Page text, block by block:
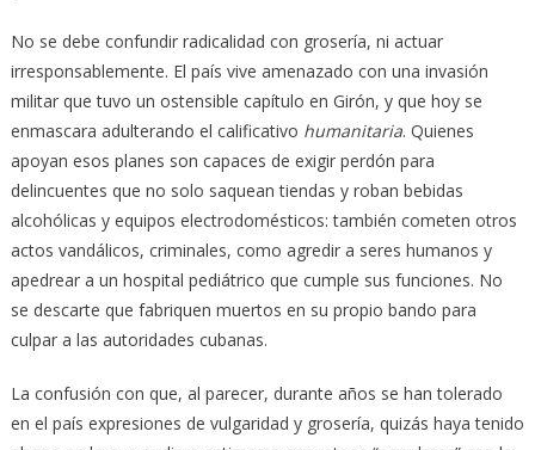
No se debe confundir radicalidad con grosería, ni actuar
irresponsablemente. El país vive amenazado con una invasión
militar que tuvo un ostensible capítulo en Girón, y que hoy se
enmascara adulterando el calificativo humanitaria. Quienes
apoyan esos planes son capaces de exigir perdón para
delincuentes que no solo saquean tiendas y roban bebidas
alcohólicas y equipos electrodomésticos: también cometen otros
actos vandálicos, criminales, como agredir a seres humanos y
apedrear a un hospital pediátrico que cumple sus funciones. No
se descarte que fabriquen muertos en su propio bando para
culpar a las autoridades cubanas.
La confusión con que, al parecer, durante años se han tolerado
en el país expresiones de vulgaridad y grosería, quizás haya tenido